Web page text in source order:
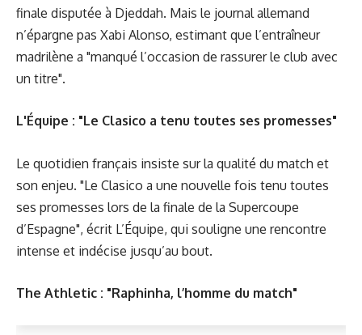
finale disputée à Djeddah. Mais le journal allemand
n’épargne pas Xabi Alonso, estimant que l’entraîneur
madrilène a "manqué l’occasion de rassurer le club avec
un titre".
L'Équipe : "Le Clasico a tenu toutes ses promesses"
Le quotidien français insiste sur la qualité du match et
son enjeu. "Le Clasico a une nouvelle fois tenu toutes
ses promesses lors de la finale de la Supercoupe
d’Espagne", écrit L’Équipe, qui souligne une rencontre
intense et indécise jusqu’au bout.
The Athletic : "Raphinha, l’homme du match"